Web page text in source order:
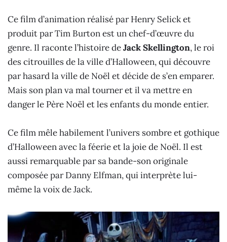
Ce film d’animation réalisé par Henry Selick et
produit par Tim Burton est un chef-d’œuvre du
genre. Il raconte l’histoire deJack Skellington, le roi
des citrouilles de la ville d’Halloween, qui découvre
par hasard la ville de Noël et décide de s’en emparer.
Mais son plan va mal tourner et il va mettre en
danger le Père Noël et les enfants du monde entier.
Ce film mêle habilement l’univers sombre et gothique
d’Halloween avec la féerie et la joie de Noël. Il est
aussi remarquable par sa bande-son originale
composée par Danny Elfman, qui interprète lui-
même la voix de Jack.